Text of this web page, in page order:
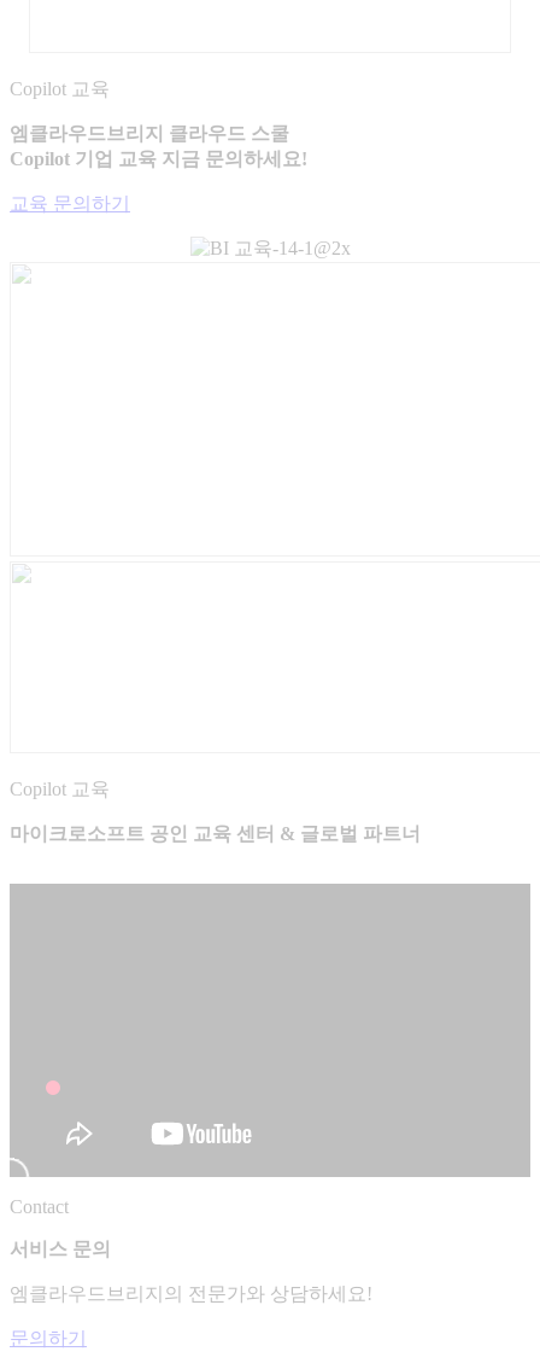
Copilot 교육
엠클라우드브리지 클라우드 스쿨
Copilot 기업 교육 지금 문의하세요!
교육 문의하기
Copilot 교육
마이크로소프트 공인 교육 센터 & 글로벌 파트너
Contact
서비스 문의
엠클라우드브리지의 전문가와 상담하세요!
문의하기